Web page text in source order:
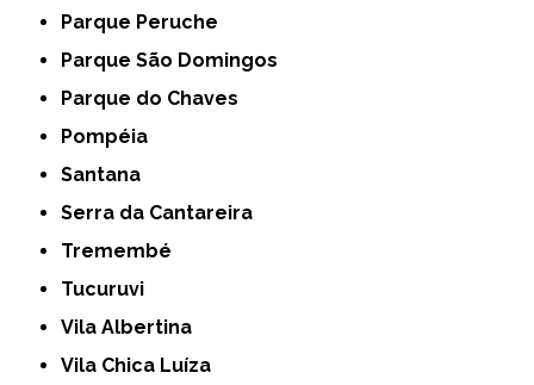
Parque Peruche
Parque São Domingos
Parque do Chaves
Pompéia
Santana
Serra da Cantareira
Tremembé
Tucuruvi
Vila Albertina
Vila Chica Luíza